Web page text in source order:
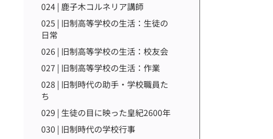
024 | 鹿子木コルネリア講師
025 | 旧制高等学校の生活：生徒の
日常
026 | 旧制高等学校の生活：校友会
027 | 旧制高等学校の生活：作業
028 | 旧制時代の助手・学校職員た
ち
029 | 生徒の目に映った皇紀2600年
030 | 旧制時代の学校行事